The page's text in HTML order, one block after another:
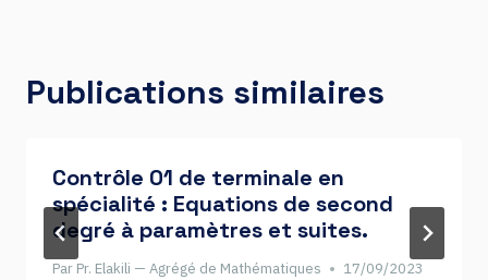
Publications similaires
Contrôle 01 de terminale en
spécialité : Equations de second
degré à paramètres et suites.
Par Pr. Elakili — Agrégé de Mathématiques 17/09/2023